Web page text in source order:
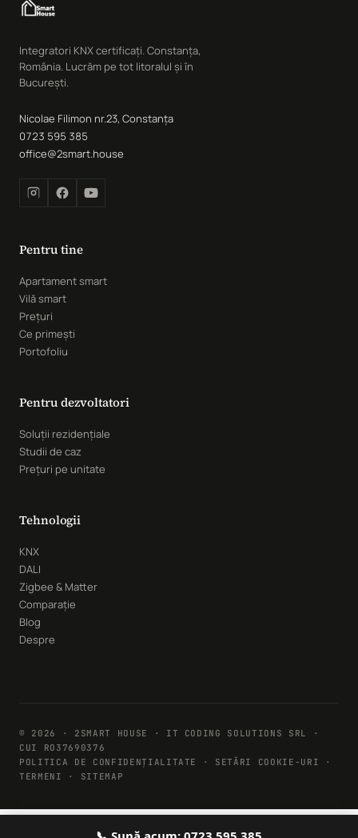
Integratori KNX certificați. Constanța,
România. Lucrăm pe tot litoralul și în
București.
Nicolae Filimon nr.23, Constanța
0723 595 385
office@2smart.house
Pentru tine
Apartament smart
Vilă smart
Prețuri
Ce primești
Portofoliu
Pentru dezvoltatori
Soluții rezidențiale
Studii de caz
Prețuri pe unitate
Tehnologii
KNX
DALI
Zigbee & Matter
Comparație
Blog
Despre
© 2026 · 2SMART HOUSE · IT CODING SOLUTIONS SRL ·
CUI RO37690376
POLITICA DE CONFIDENȚIALITATE
· SETĂRI COOKIE-URI ·
TERMENI · SITEMAP